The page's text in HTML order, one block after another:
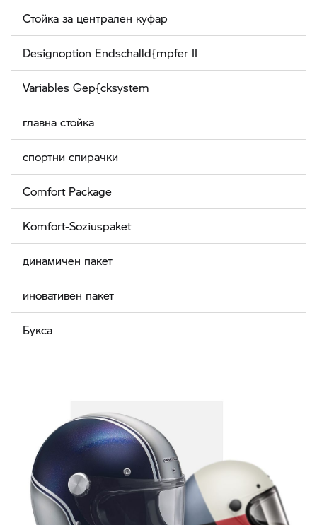
Стойка за централен куфар
Designoption Endschalld{mpfer II
Variables Gep{cksystem
главна стойка
спортни спирачки
Comfort Package
Komfort-Soziuspaket
динамичен пакет
иновативен пакет
Букса